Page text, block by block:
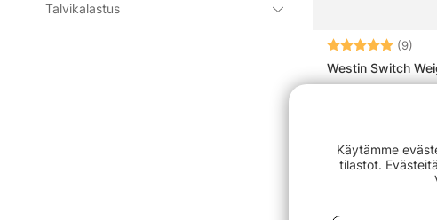
Talvikalastus
Arvio: (9)
Westin Switch
Käytämme
tilastot.